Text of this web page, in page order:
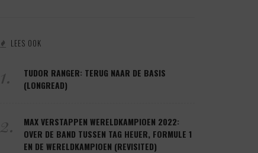
LEES OOK
1.
TUDOR RANGER: TERUG NAAR DE BASIS
(LONGREAD)
2.
MAX VERSTAPPEN WERELDKAMPIOEN 2022:
OVER DE BAND TUSSEN TAG HEUER, FORMULE 1
EN DE WERELDKAMPIOEN (REVISITED)